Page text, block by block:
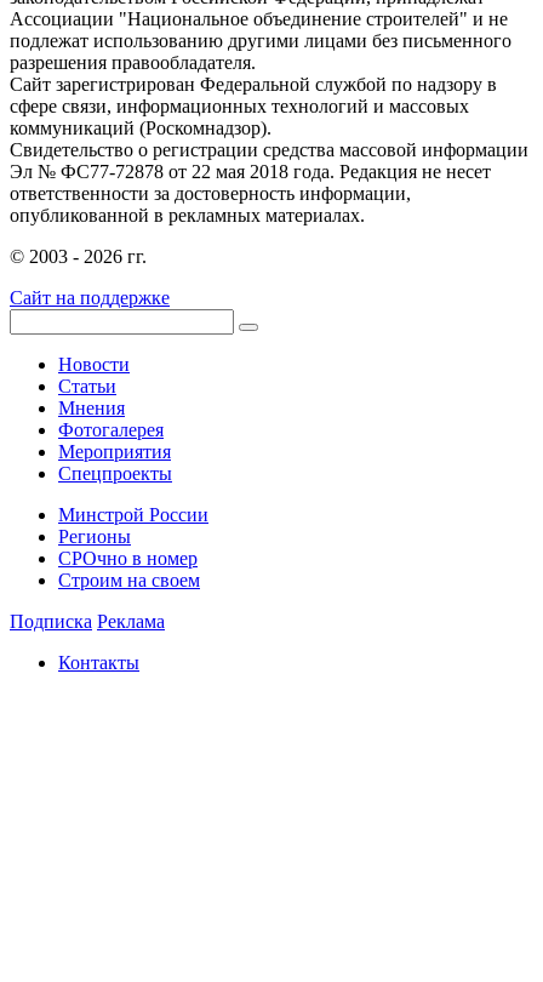
Ассоциации "Национальное объединение строителей" и не
подлежат использованию другими лицами без письменного
разрешения правообладателя.
Сайт зарегистрирован Федеральной службой по надзору в
сфере связи, информационных технологий и массовых
коммуникаций (Роскомнадзор).
Свидетельство о регистрации средства массовой информации
Эл № ФС77-72878 от 22 мая 2018 года. Редакция не несет
ответственности за достоверность информации,
опубликованной в рекламных материалах.
© 2003 - 2026 гг.
Сайт на поддержке
Новости
Статьи
Мнения
Фотогалерея
Мероприятия
Спецпроекты
Минстрой России
Регионы
СРОчно в номер
Строим на своем
Подписка Реклама
Контакты